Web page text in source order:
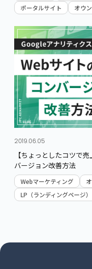
MEO対策
SEOの外注
サイト・業種別SEO
キーワードか
ポータルサイト
オウ
2019.06.05
【ちょっとしたコツで
バージョン改善方法
Webマーケティング
LP（ランディングページ）